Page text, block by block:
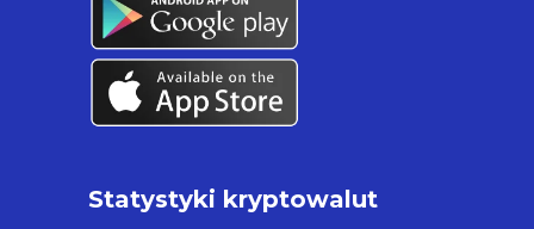
Statystyki kryptowalut